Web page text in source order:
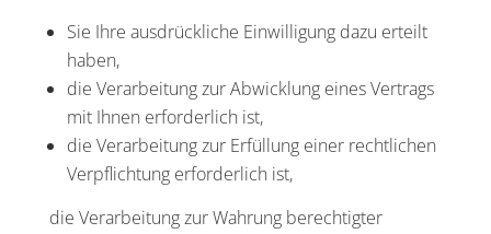
Sie Ihre ausdrückliche Einwilligung dazu erteilt
haben,
die Verarbeitung zur Abwicklung eines Vertrags
mit Ihnen erforderlich ist,
die Verarbeitung zur Erfüllung einer rechtlichen
Verpflichtung erforderlich ist,
die Verarbeitung zur Wahrung berechtigter